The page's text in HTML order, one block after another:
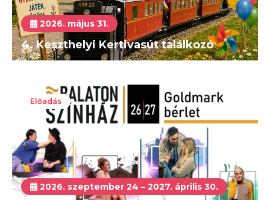
2026. május 31.
4. Keszthelyi Kertivasút találkozó
Előadás
2026. szeptember 24 – 2027. április 30.